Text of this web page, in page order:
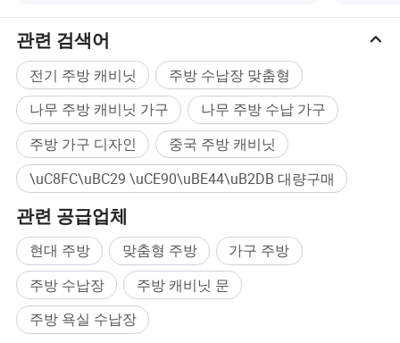
관련 검색어
전기 주방 캐비닛
주방 수납장 맞춤형
나무 주방 캐비닛 가구
나무 주방 수납 가구
주방 가구 디자인
중국 주방 캐비닛
\uC8FC\uBC29 \uCE90\uBE44\uB2DB 대량구매
관련 공급업체
현대 주방 맞춤형 주방
가구 주방
주방 수납장
주방 캐비닛 문
주방 욕실 수납장